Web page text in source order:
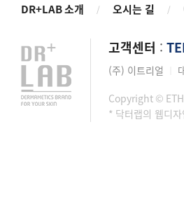
DR+LAB 소개 / 오시는 길 /
고객센터 :
(주) 이트리얼
Copyright ©
* 닥터랩의 웹디